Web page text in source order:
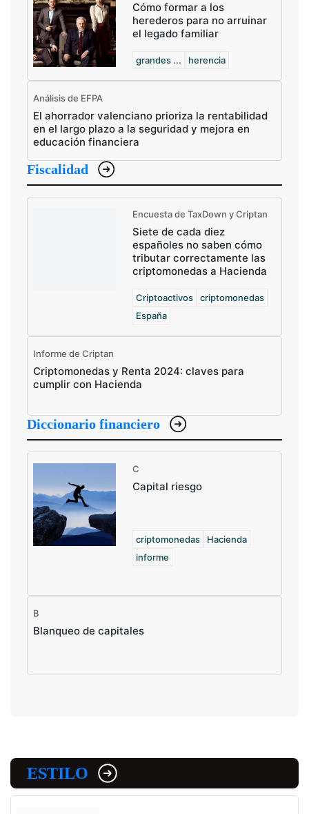
Cómo formar a los
herederos para no arruinar
el legado familiar
grandes ... herencia
Análisis de EFPA
El ahorrador valenciano prioriza la rentabilidad
en el largo plazo a la seguridad y mejora en
educación financiera
Fiscalidad
Encuesta de TaxDown y Criptan
Siete de cada diez
españoles no saben cómo
tributar correctamente las
criptomonedas a Hacienda
Criptoactivos
criptomonedas
España
Informe de Criptan
Criptomonedas y Renta 2024: claves para
cumplir con Hacienda
Diccionario financiero
C
Capital riesgo
criptomonedas
Hacienda
informe
B
Blanqueo de capitales
ESTILO